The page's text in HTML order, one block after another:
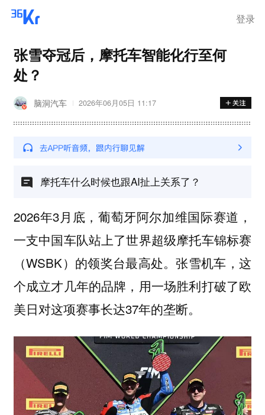
登录
张雪夺冠后，摩托车智能化行至何
处？
脑洞汽车 2026年06月05日 11:17
摩托车什么时候也跟AI扯上关系了？
2026年3月底，葡萄牙阿尔加维国际赛道，
一支中国车队站上了世界超级摩托车锦标赛
（WSBK）的领奖台最高处。张雪机车，这
个成立才几年的品牌，用一场胜利打破了欧
美日对这项赛事长达37年的垄断。